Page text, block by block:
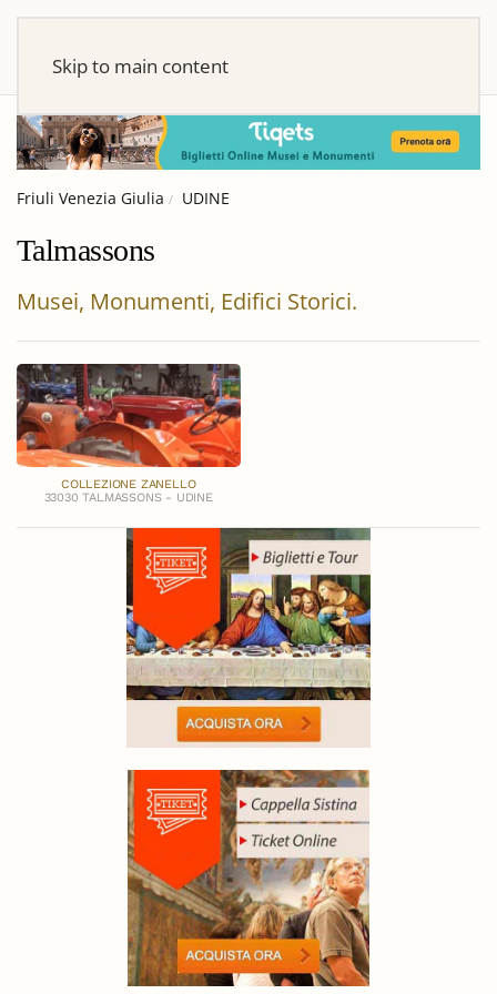
Skip to main content
Friuli Venezia Giulia UDINE
Talmassons
Musei, Monumenti, Edifici Storici.
COLLEZIONE ZANELLO
33030 TALMASSONS - UDINE